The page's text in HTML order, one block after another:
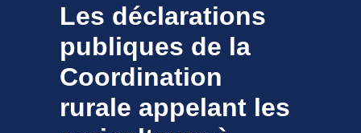
Les déclarations
publiques de la
Coordination
rurale appelant les